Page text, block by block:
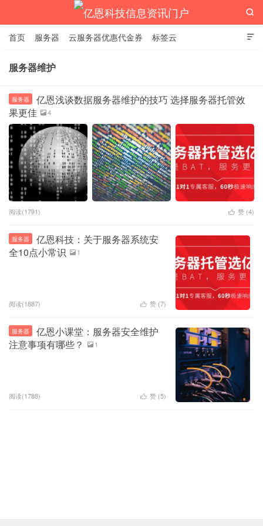
亿恩科技信息资讯门户

首页 服务器 云服务器优惠代金券 标签云

服务器维护
服务器
亿恩浅谈数据服务器维护的技巧 选择服务器托管效
果更佳
4
阅读(1791)  赞 (4)
服务器
亿恩科技：关于服务器系统安
全10点小常识
 1
阅读(1887)  赞 (7)
服务器
亿恩小课堂：服务器安全维护
注意事项有哪些？
 1
阅读(1788)  赞 (5)